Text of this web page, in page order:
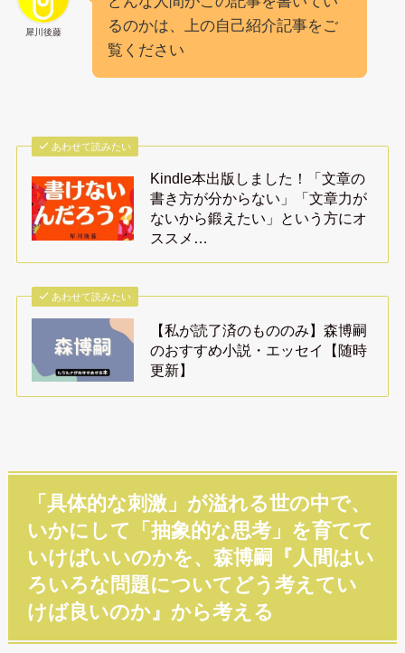
犀川後藤
るのかは、上の自己紹介記事をご
覧ください
あわせて読みたい
Kindle本出版しました！「文章の
書き方が分からない」「文章力が
ないから鍛えたい」という方にオ
ススメ…
あわせて読みたい
【私が読了済のもののみ】森博嗣
のおすすめ小説・エッセイ【随時
更新】
「具体的な刺激」が溢れる世の中で、
いかにして「抽象的な思考」を育てて
いけばいいのかを、森博嗣『人間はい
ろいろな問題についてどう考えてい
けば良いのか』から考える